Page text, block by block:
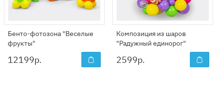
Бенто-фотозона "Веселые
фрукты"
12199р.
Композиция из шаров
"Радужный единорог"
2599р.